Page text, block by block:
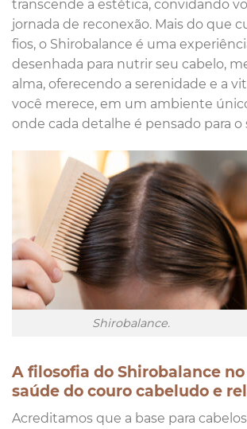
transcende a estética, convidando
jornada de reconexão. Mais do que
fios, o Shirobalance é uma
desenhada para nutrir seu cabelo,
alma, oferecendo a serenidade e a
você merece, em um ambiente
onde cada detalhe é pensado para
Shirobalance.
A filosofia do Shirobalance no
saúde do couro cabeludo e
Acreditamos que a base para cabelos